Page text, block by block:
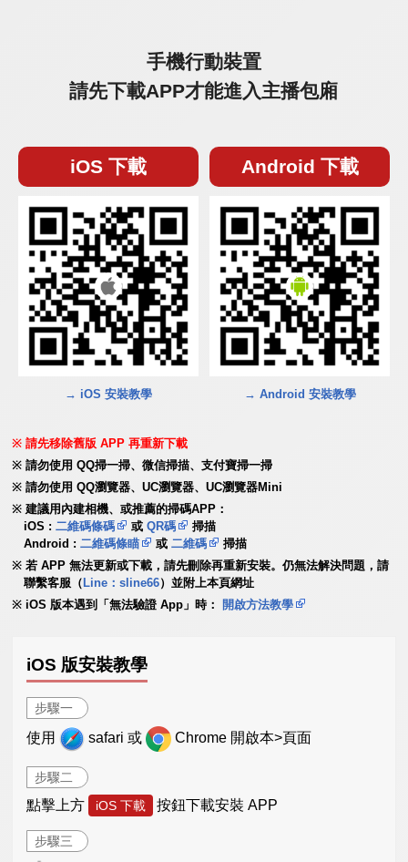
手機行動裝置
請先下載APP才能進入主播包廂
iOS 下載
→ iOS 安裝教學
Android 下載
→ Android 安裝教學
請先移除舊版 APP 再重新下載
請勿使用 QQ掃一掃、微信掃描、支付寶掃一掃
請勿使用 QQ瀏覽器、UC瀏覽器、UC瀏覽器Mini
建議用內建相機、或推薦的掃碼APP：
iOS :二維碼條碼 或QR碼
掃描
Android :二維碼條瞄 或二維碼
掃描
若 APP 無法更新或下載，請先刪除再重新安裝。仍無法解決問題，請
聯繫客服（ Line：sline66）並附上本頁網址
iOS 版本遇到「無法驗證 App」時：
開啟方法教學
iOS 版安裝教學
步驟一
使用 safari 或 Chrome 開啟本>頁面
步驟二
點擊上方 iOS 下載 按鈕下載安裝 APP
步驟三